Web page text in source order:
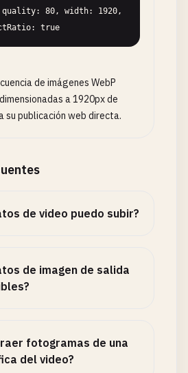
80, width: 1920,
true
de imágenes WebP
a 1920px de
su publicación web directa.
de video puedo subir?
de imagen de salida
fotogramas de una
del video?